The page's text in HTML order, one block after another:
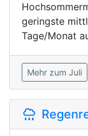
geringste
Tage/Monat
Mehr zum Juli